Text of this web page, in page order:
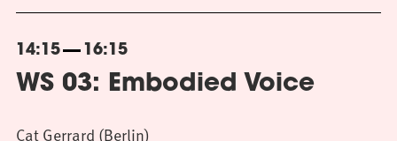
14:15 16:15
WS 03: Embodied Voice
Cat Gerrard (Berlin)